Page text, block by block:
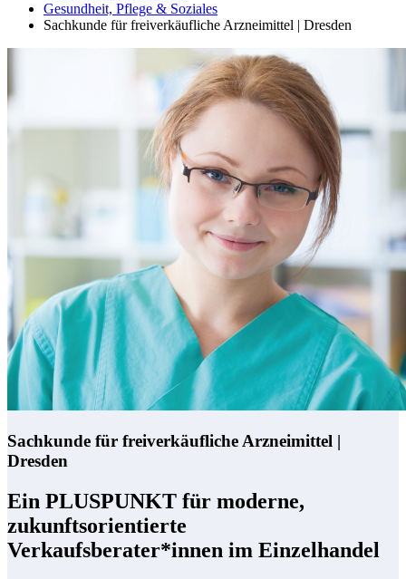
Gesundheit, Pflege & Soziales
Sachkunde für freiverkäufliche Arzneimittel | Dresden
Sachkunde für freiverkäufliche Arzneimittel |
Dresden
Ein PLUSPUNKT für moderne,
zukunftsorientierte
Verkaufsberater*innen im Einzelhandel